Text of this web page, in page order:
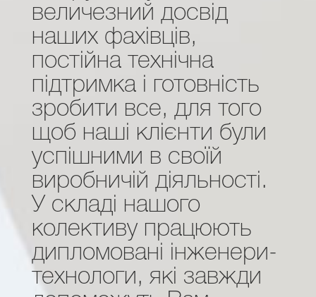
величезний досвід
наших фахівців,
постійна технічна
підтримка і готовність
зробити все, для того
щоб наші клієнти були
успішними в своїй
виробничій діяльності.
У складі нашого
колективу працюють
дипломовані інженери-
технологи, які завжди